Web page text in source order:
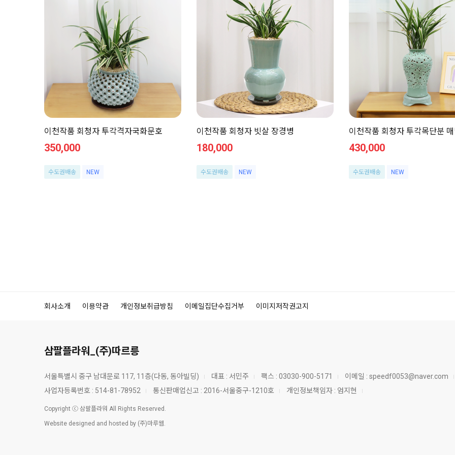
이천작품 회청자 투각격자국화문호
350,000
수도권배송 NEW
이천작품 회청자 빗살 장경병
180,000
수도권배송 NEW
이천작품 회청자 투각목단분
430,000
수도권배송 NEW
회사소개 이용약관 개인정보취급방침 이메일집단수집거부 이미지저작권고지
삼팔플라워_(주)따르릉
서울특별시 중구 남대문로 117, 11층(다동, 동아빌딩) 대표 : 서민주 팩스 : 03030-900-5171 이메일 : speedf0053@naver.com
사업자등록번호 : 514-81-78952 통신판매업신고 : 2016-서울중구-1210호 개인정보책임자 : 엄지현
Copyright ⓒ 삼팔플라워 All Rights Reserved.
Website designed and hosted by (주)마루웹.